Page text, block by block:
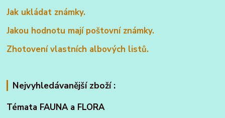
Jak ukládat známky.
Jakou hodnotu mají poštovní známky.
Zhotovení vlastních albových listů.
Nejvyhledávanější zboží :
Témata FAUNA a FLORA